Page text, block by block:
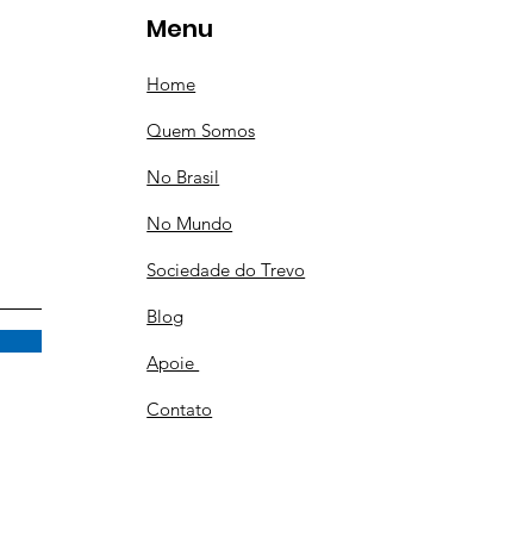
Menu
Home
Quem Somos
No Brasil
No Mundo
Sociedade do Trevo
Blog
Apoie
Contato